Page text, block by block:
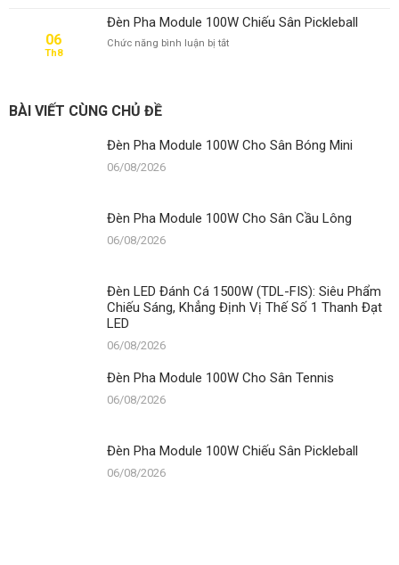
100W
Cho
06
Th8
Đèn Pha Module 100W Chiếu Sân Pickleball
Chức năng bình luận bị tắtở
Pickleball
BÀI VIẾT CÙNG CHỦ ĐỀ
Đèn Pha Module 100W Cho Sân Bóng Mini
06/08/2026
Đèn Pha Module 100W Cho Sân Cầu Lông
06/08/2026
Đèn LED Đánh Cá 1500W (TDL-FIS): Siêu Phẩm
Chiếu Sáng, Khẳng Định Vị Thế Số 1 Thanh Đạt
LED
06/08/2026
Đèn Pha Module 100W Cho Sân Tennis
06/08/2026
Đèn Pha Module 100W Chiếu Sân Pickleball
06/08/2026